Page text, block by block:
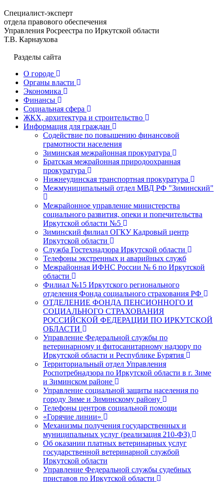
Специалист-эксперт
отдела правового обеспечения
Управления Росреестра по Иркутской области
Т.В. Карнаухова
Разделы сайта
О городе
Органы власти
Экономика
Финансы
Социальная сфера
ЖКХ, архитектура и строительство
Информация для граждан
Содействие по повышению финансовой
грамотности населения
Зиминская межрайонная прокуратура
Братская межрайонная природоохранная
прокуратура
Нижнеудинская транспортная прокуратура
Межмуниципальный отдел МВД РФ "Зиминский"
Межрайонное управление министерства
социального развития, опеки и попечительства
Иркутской области №5
Зиминский филиал ОГКУ Кадровый центр
Иркутской области
Служба Гостехнадзора Иркутской области
Телефоны экстренных и аварийных служб
Межрайонная ИФНС России № 6 по Иркутской
области
Филиал №15 Иркутского регионального
отделения Фонда социального страхования РФ
ОТДЕЛЕНИЕ ФОНДА ПЕНСИОННОГО И
СОЦИАЛЬНОГО СТРАХОВАНИЯ
РОССИЙСКОЙ ФЕДЕРАЦИИ ПО ИРКУТСКОЙ
ОБЛАСТИ
Управление Федеральной службы по
ветеринарному и фитосанитарному надзору по
Иркутской области и Республике Бурятия
Территориальный отдел Управления
Роспотребнадзора по Иркутской области в г. Зиме
и Зиминском районе
Управление социальной защиты населения по
городу Зиме и Зиминскому району
Телефоны центров социальной помощи
«Горячие линии»
Механизмы получения государственных и
муниципальных услуг (реализация 210-ФЗ)
Об оказании платных ветеринарных услуг
государственной ветеринарной службой
Иркутской области
Управление Федеральной службы судебных
приставов по Иркутской области